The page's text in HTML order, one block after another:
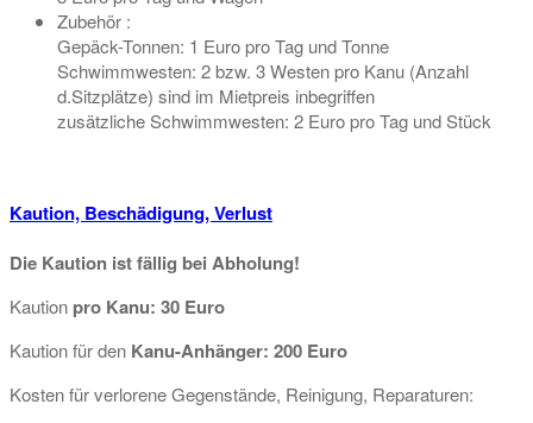
Zubehör :
Gepäck-Tonnen: 1 Euro pro Tag und Tonne
Schwimmwesten: 2 bzw. 3 Westen pro Kanu (Anzahl
d.Sitzplätze) sind im Mietpreis inbegriffen
zusätzliche Schwimmwesten: 2 Euro pro Tag und Stück
Kaution, Beschädigung, Verlust
Die Kaution ist fällig bei Abholung!
Kaution pro Kanu: 30 Euro
Kaution für den Kanu-Anhänger: 200 Euro
Kosten für verlorene Gegenstände, Reinigung, Reparaturen: